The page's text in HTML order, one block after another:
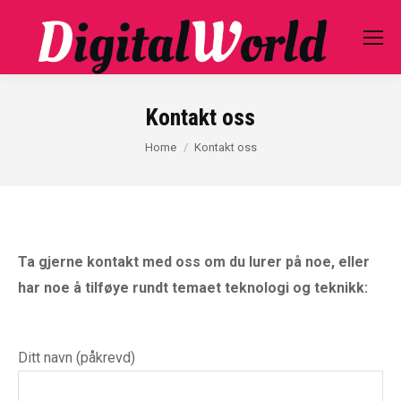
Kontakt oss
Home Kontakt oss
Ta gjerne kontakt med oss om du lurer på noe, eller
har noe å tilføye rundt temaet teknologi og teknikk:
Ditt navn (påkrevd)